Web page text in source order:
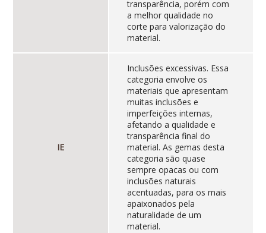
transparência, porém com
a melhor qualidade no
corte para valorização do
material.
IE
Inclusões excessivas. Essa
categoria envolve os
materiais que apresentam
muitas inclusões e
imperfeições internas,
afetando a qualidade e
transparência final do
material. As gemas desta
categoria são quase
sempre opacas ou com
inclusões naturais
acentuadas, para os mais
apaixonados pela
naturalidade de um
material.